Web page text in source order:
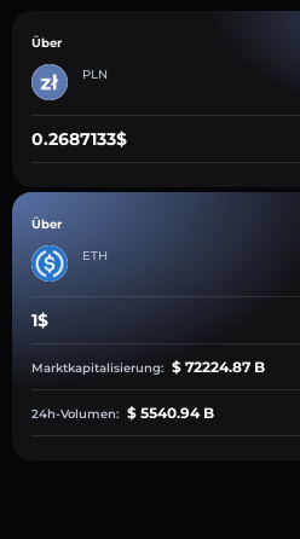
Über
PLN
0.2687133$
Über
ETH
1$
Marktkapitalisierung: $ 72224.87 B
24h-Volumen: $ 5540.94 B